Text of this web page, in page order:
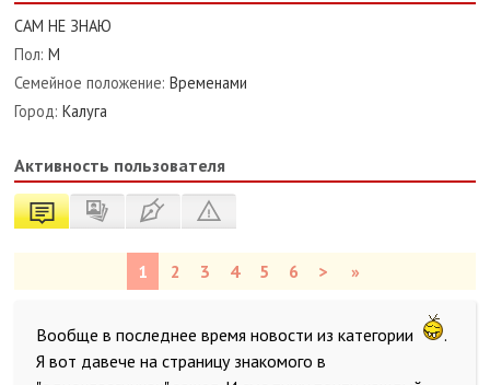
САМ НЕ ЗНАЮ
Пол: М
Семейное положение: Временами
Город: Калуга
Активность пользователя
1 2 3 4 5 6 > »
Вообще в последнее время новости из категории
.
Я вот давече на страницу знакомого в